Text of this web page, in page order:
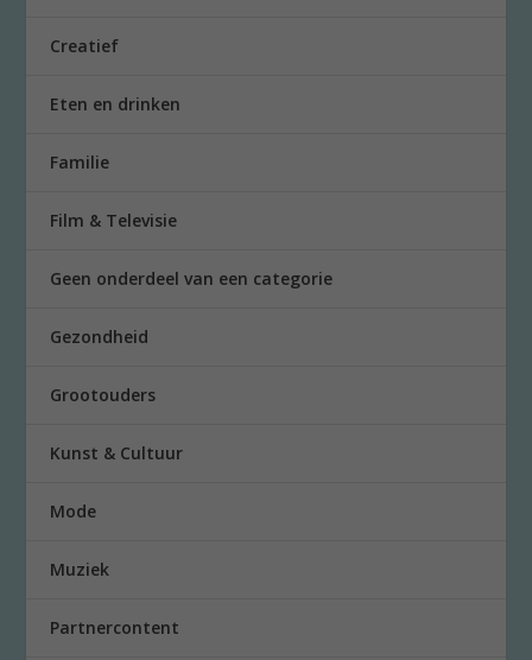
Creatief
Eten en drinken
Familie
Film & Televisie
Geen onderdeel van een categorie
Gezondheid
Grootouders
Kunst & Cultuur
Mode
Muziek
Partnercontent